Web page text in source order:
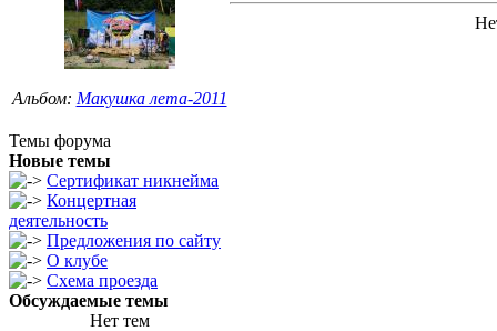
Альбом: Макушка лета-2011
Темы форума
Новые темы
Сертификат никнейма
Концертная
деятельность
Предложения по сайту
О клубе
Схема проезда
Обсуждаемые темы
Нет тем